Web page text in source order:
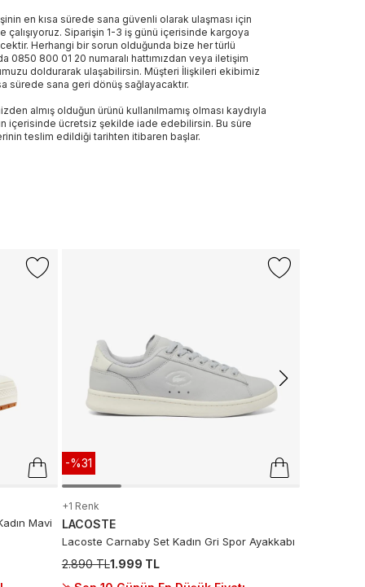
en kısa sürede sana güvenli olarak ulaşması için
çalışıyoruz. Siparişin 1-3 iş günü içerisinde kargoya
Herhangi bir sorun olduğunda bize her türlü
0850 800 01 20 numaralı hattımızdan veya iletişim
doldurarak ulaşabilirsin. Müşteri İlişkileri ekibimiz
sürede sana geri dönüş sağlayacaktır.
almış olduğun ürünü kullanılmamış olması kaydıyla
içerisinde ücretsiz şekilde iade edebilirsin. Bu süre
teslim edildiği tarihten itibaren başlar.
Mavi
-%31
+1 Renk
LACOSTE
Lacoste Carnaby Set Kadın Gri Spor Ayakkabı
2.890 TL1.999 TL